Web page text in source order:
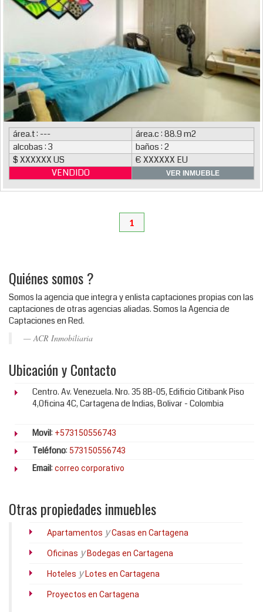
área.t : ---
área.c : 88.9 m2
alcobas : 3
baños : 2
$ XXXXXX US
€ XXXXXX EU
VENDIDO
VER INMUEBLE
1
Quiénes somos ?
Somos la agencia que integra y enlista captaciones propias con las
captaciones de otras agencias aliadas. Somos la Agencia de
Captaciones en Red.
ACR Inmobiliaria
Ubicación y Contacto
Centro. Av. Venezuela. Nro. 35 8B-05, Edificio Citibank Piso
4,Oficina 4C, Cartagena de Indias, Bolivar - Colombia
Movil: +573150556743
Teléfono: 573150556743
Email: correo corporativo
Otras propiedades inmuebles
Apartamentos yCasas en Cartagena
Oficinas yBodegas en Cartagena
Hoteles yLotes en Cartagena
Proyectos en Cartagena